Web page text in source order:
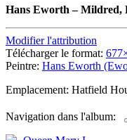
Hans Eworth–Mildred,
Modifier l'attribution
Télécharger le format:
Peintre: Hans Eworth
Emplacement: Hatfield
Navigation dans l'album: